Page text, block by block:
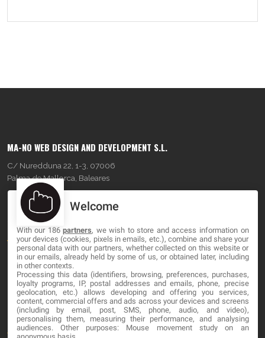
MA-NO WEB DESIGN AND DEVELOPMENT S.L.
C/ Nuredduna 22, 1-3, 07006
Palma de Mallorca, Baleares
OUR COMPANY
About
Blog
Contact
LEGAL
Terminos y Condiciones
Welcome
With our 186partners, we wish to store and access information on
your devices (cookies, pixels in emails, etc.), combine and share your
personal data with our partners, whether collected on this website or
in our emails, already held by some of us, or obtained later, including
in other contexts.
Processing this data (identifiers, browsing, preferences, purchases,
loyalty programs, IP, postal addresses and emails, phone, precise
geolocation, etc.) allows developing and offering you services,
content, commercial offers and ads across your devices and screens
(including by email, post, SMS, phone, audio, and video),
personalising them, measuring their performance, and analysing
audiences. Other purposes: Mouse movement study on an
anonymous basis.